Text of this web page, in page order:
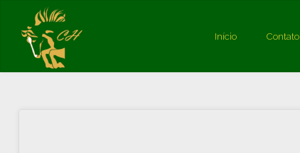
Início Contato